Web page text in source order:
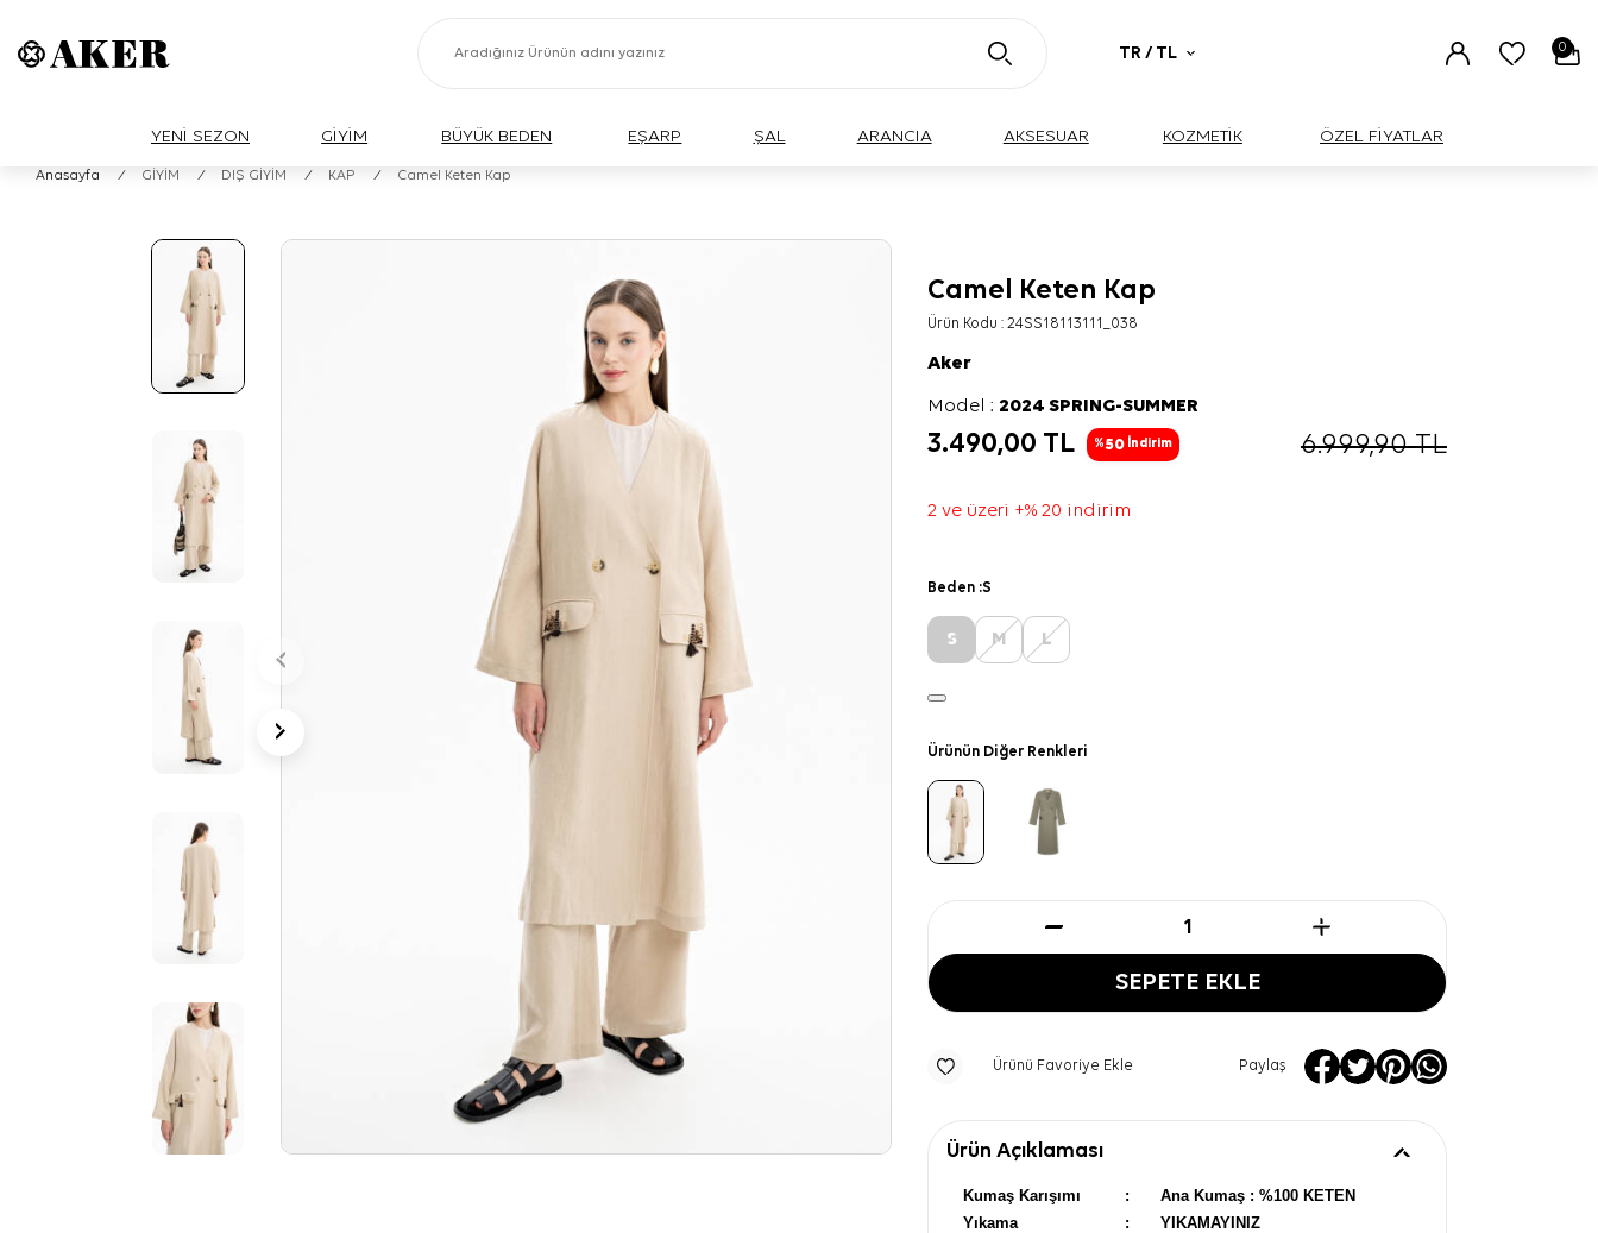
TR / TL 0
YENİ SEZON GİYİM BÜYÜK BEDEN EŞARP ŞAL ARANCIA AKSESUAR KOZMETİK ÖZEL FİYATLAR
Anasayfa / GİYİM / DIŞ GİYİM / KAP / Camel Keten Kap
Camel Keten Kap
Ürün Kodu :24SS18113111_038
Aker
Model :2024 SPRING-SUMMER
3.490,00 TL %50 İndirim 6.999,90TL
2 ve üzeri +% 20 indirim
Beden :S
S M L
Ürünün Diğer Renkleri
SEPETE EKLE
Ürünü Favoriye Ekle Paylaş
Ürün Açıklaması
Kumaş Karışımı :
Ana Kumaş : %100 KETEN
Yıkama
:
YIKAMAYINIZ